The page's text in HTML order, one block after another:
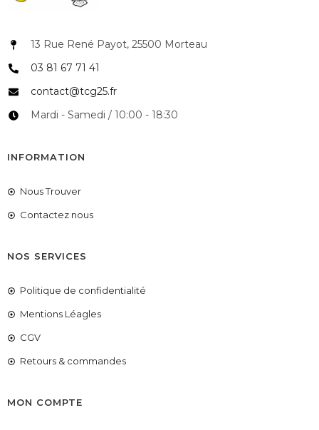
13 Rue René Payot, 25500 Morteau
03 81 67 71 41
contact@tcg25.fr
Mardi - Samedi / 10:00 - 18:30
INFORMATION
Nous Trouver
Contactez nous
NOS SERVICES
Politique de confidentialité
Mentions Léagles
CGV
Retours & commandes
MON COMPTE